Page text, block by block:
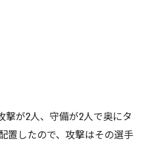
撃が2人、守備が2人で奥にタ
置したので、攻撃はその選手